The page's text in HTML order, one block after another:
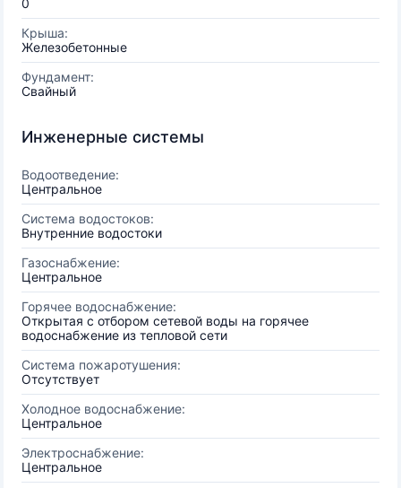
0
Крыша:
Железобетонные
Фундамент:
Свайный
Инженерные системы
Водоотведение:
Центральное
Система водостоков:
Внутренние водостоки
Газоснабжение:
Центральное
Горячее водоснабжение:
Открытая с отбором сетевой воды на горячее
водоснабжение из тепловой сети
Система пожаротушения:
Отсутствует
Холодное водоснабжение:
Центральное
Электроснабжение:
Центральное